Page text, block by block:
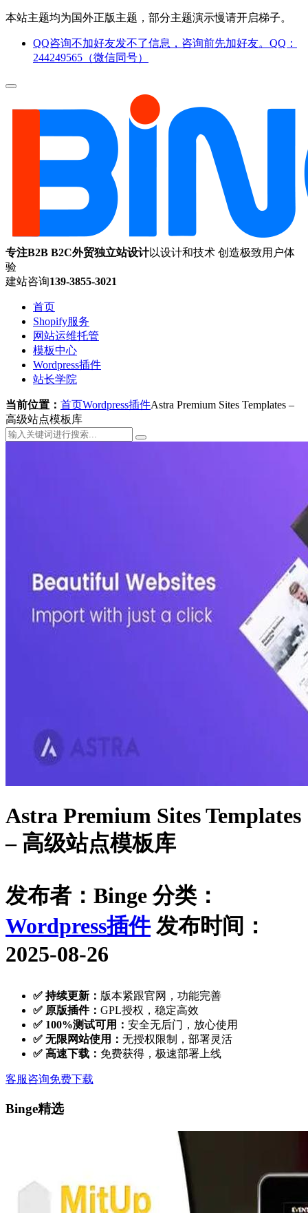
本站主题均为国外正版主题，部分主题演示慢请开启梯子。
QQ咨询不加好友发不了信息，咨询前先加好友。QQ：
244249565（微信同号）
专注B2B B2C外贸独立站设计以设计和技术 创造极致用户体
验
建站咨询139-3855-3021
首页
Shopify服务
网站运维托管
模板中心
Wordpress插件
站长学院
当前位置： 首页Wordpress插件Astra Premium Sites Templates –
高级站点模板库
Astra Premium Sites Templates
– 高级站点模板库
发布者：Binge 分类：
Wordpress插件 发布时间：
2025-08-26
✅ 持续更新： 版本紧跟官网，功能完善
✅ 原版插件： GPL授权，稳定高效
✅ 100%测试可用： 安全无后门，放心使用
✅ 无限网站使用： 无授权限制，部署灵活
✅ 高速下载： 免费获得，极速部署上线
客服咨询免费下载
Binge精选